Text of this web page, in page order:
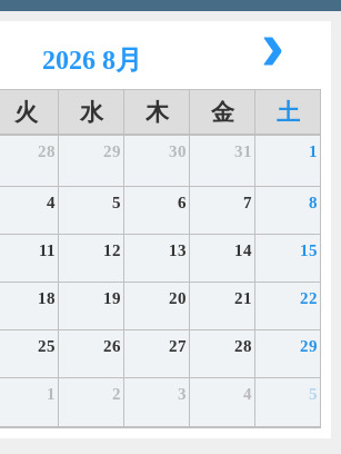
2026 8月
火 水 木 金 土
28 29 30 31 1
4 5 6 7 8
11 12 13 14 15
18 19 20 21 22
25 26 27 28 29
1 2 3 4 5